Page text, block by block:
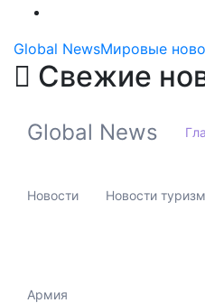
Global NewsМировые
Свежие
Global News
Новости Новости
Армия